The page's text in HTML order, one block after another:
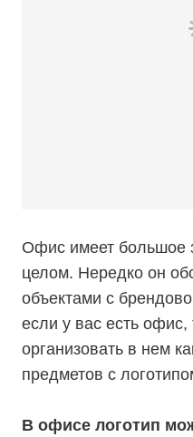
Офис имеет большое
целом. Нередко он
объектами с
если у вас есть офис,
организовать в нем
предметов с
В офисе логотип